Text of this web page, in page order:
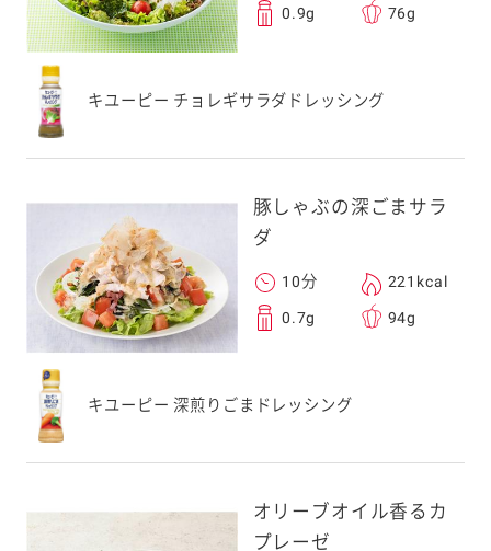
0.9g 76g
キユーピー チョレギサラダドレッシング
豚しゃぶの深ごまサラ
ダ
10分 221kcal
0.7g 94g
キユーピー 深煎りごまドレッシング
オリーブオイル香るカ
プレーゼ